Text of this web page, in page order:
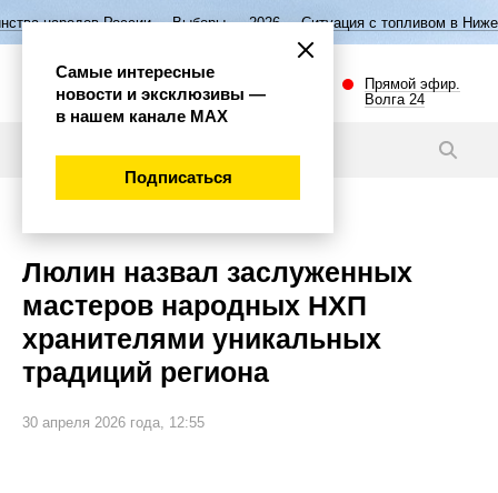
Выборы — 2026 Ситуация с топливом в Нижегородской
Прямой эфир.
Волга 24
Люлин назвал заслуженных
мастеров народных НХП
хранителями уникальных
традиций региона
30 апреля 2026 года, 12:55
Самые интересные
новости и эксклюзивы —
в нашем канале МАХ
Подписаться